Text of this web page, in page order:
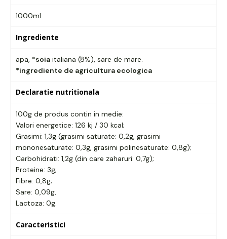
1000ml
Ingrediente
apa, *soia italiana (8%), sare de mare.
*ingrediente de agricultura ecologica
Declaratie nutritionala
100g de produs contin in medie:
Valori energetice: 126 kj / 30 kcal;
Grasimi: 1,3g (grasimi saturate: 0,2g, grasimi
mononesaturate: 0,3g, grasimi polinesaturate: 0,8g);
Carbohidrati: 1,2g (din care zaharuri: 0,7g);
Proteine: 3g;
Fibre: 0,8g;
Sare: 0,09g,
Lactoza: 0g.
Caracteristici